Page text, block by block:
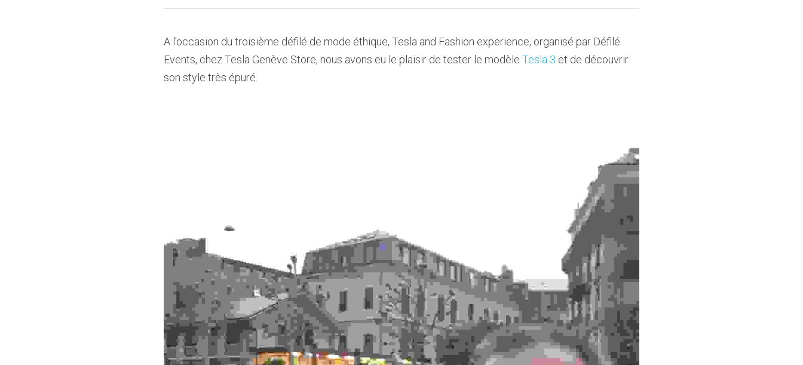
A l'occasion du troisième défilé de mode éthique, Tesla and Fashion experience, organisé par Défilé
Events, chez Tesla Genève Store, nous avons eu le plaisir de tester le modèle Tesla 3 et de découvrir
son style très épuré.